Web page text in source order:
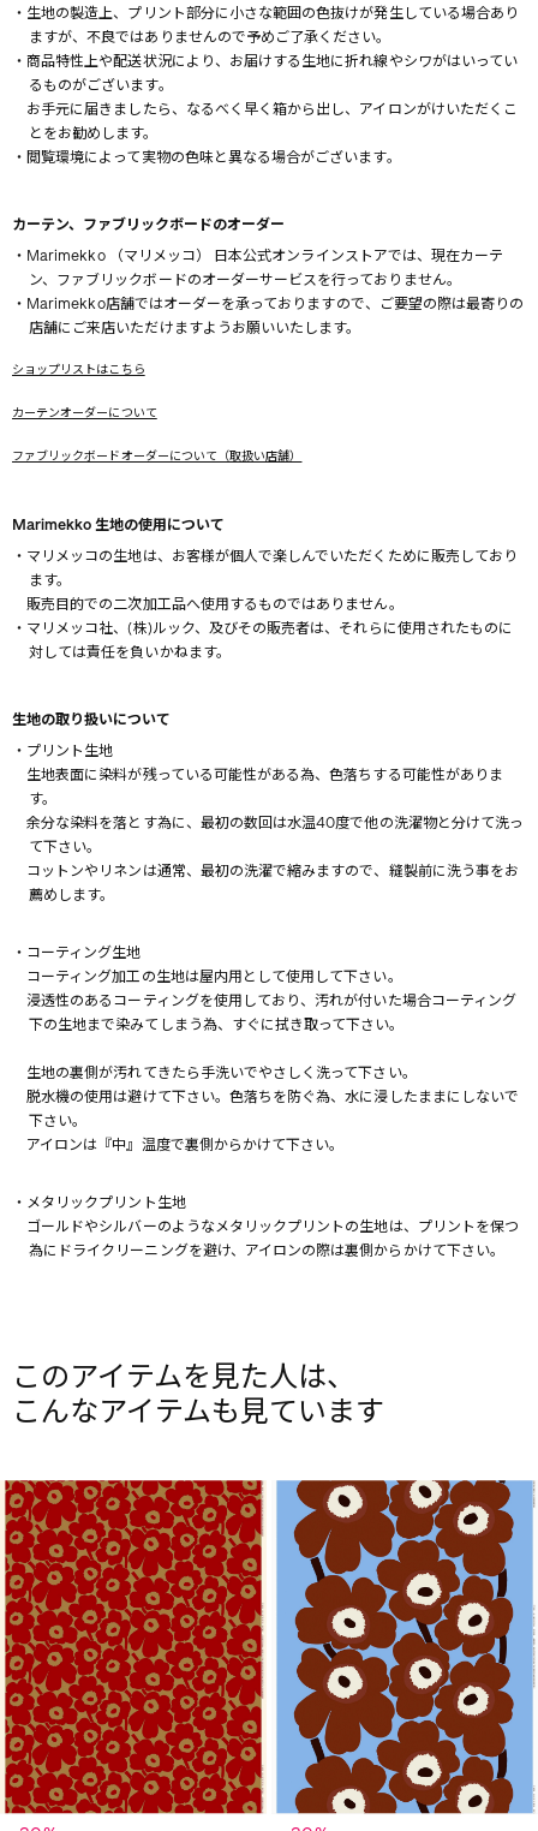
・生地の製造上、プリント部分に小さな範囲の色抜けが発生している場合あり
ますが、不良ではありませんので予めご了承ください。
・商品特性上や配送状況により、お届けする生地に折れ線やシワがはいってい
るものがございます。
お手元に届きましたら、なるべく早く箱から出し、アイロンがけいただくこ
とをお勧めします。
・閲覧環境によって実物の色味と異なる場合がございます。
カーテン、ファブリックボードのオーダー
・Marimekko （マリメッコ） 日本公式オンラインストアでは、現在カーテ
ン、ファブリックボードのオーダーサービスを行っておりません。
・Marimekko店舗ではオーダーを承っておりますので、ご要望の際は最寄りの
店舗にご来店いただけますようお願いいたします。
ショップリストはこちら
カーテンオーダーについて
ファブリックボードオーダーについて（取扱い店舗）
Marimekko 生地の使用について
・マリメッコの生地は、お客様が個人で楽しんでいただくために販売しており
ます。
販売目的での二次加工品へ使用するものではありません。
・マリメッコ社、(株)ルック、及びその販売者は、それらに使用されたものに
対しては責任を負いかねます。
生地の取り扱いについて
・プリント生地
生地表面に染料が残っている可能性がある為、色落ちする可能性がありま
す。
余分な染料を落とす為に、最初の数回は水温40度で他の洗濯物と分けて洗っ
て下さい。
コットンやリネンは通常、最初の洗濯で縮みますので、縫製前に洗う事をお
薦めします。
・コーティング生地
コーティング加工の生地は屋内用として使用して下さい。
浸透性のあるコーティングを使用しており、汚れが付いた場合コーティング
下の生地まで染みてしまう為、すぐに拭き取って下さい。
生地の裏側が汚れてきたら手洗いでやさしく洗って下さい。
脱水機の使用は避けて下さい。色落ちを防ぐ為、水に浸したままにしないで
下さい。
アイロンは『中』温度で裏側からかけて下さい。
・メタリックプリント生地
ゴールドやシルバーのようなメタリックプリントの生地は、プリントを保つ
為にドライクリーニングを避け、アイロンの際は裏側からかけて下さい。
このアイテムを見た人は、
こんなアイテムも見ています